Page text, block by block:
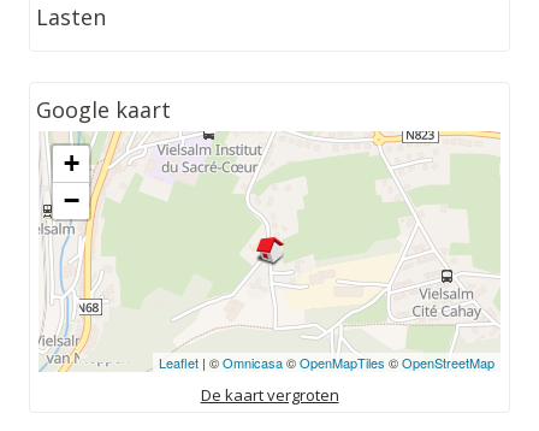
Lasten
Google kaart
+
−
Leaflet| ©Omnicasa©OpenMapTiles ©OpenStreetMap
De kaart vergroten